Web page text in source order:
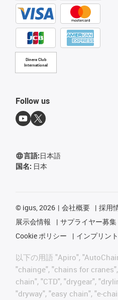
Diners Club
International
Follow us
言語:日本語
国名: 日本
© igus, 2026 会社概要 採用
展示会情報
サプライヤー募集
Cookie ポリシー
インプリント
以下の用語 "Apiro",
"chainge", "chains for
chain", "CTD", "drygear",
"dryway", "easy chain", "e-